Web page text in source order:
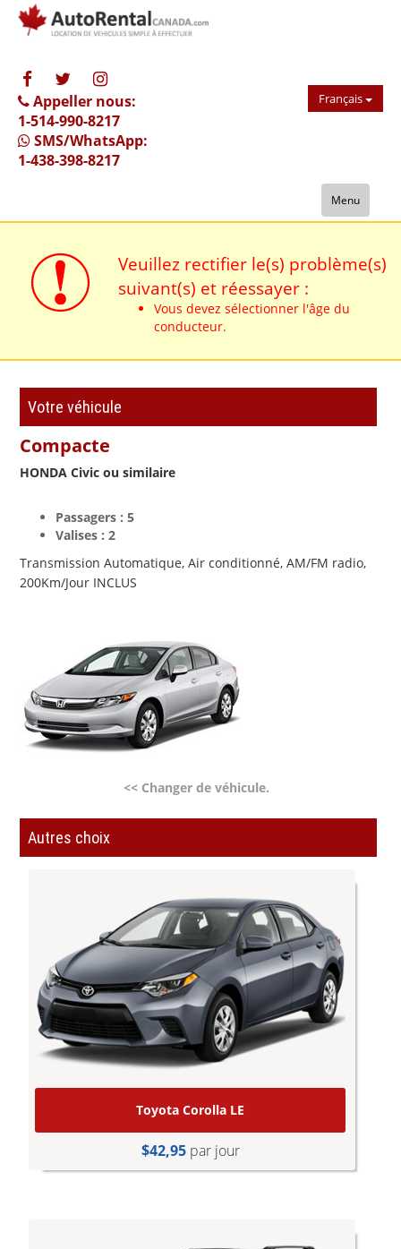
Appeller nous:
1-514-990-8217
SMS/WhatsApp:
1-438-398-8217
Français
Menu
Veuillez rectifier le(s) problème(s)
suivant(s) et réessayer :
Vous devez sélectionner l'âge du
conducteur.
Votre véhicule
Compacte
HONDA Civic ou similaire
Passagers : 5
Valises : 2
Transmission Automatique, Air conditionné, AM/FM radio,
200Km/Jour INCLUS
<< Changer de véhicule.
Autres choix
Toyota Corolla LE
$42,95par jour